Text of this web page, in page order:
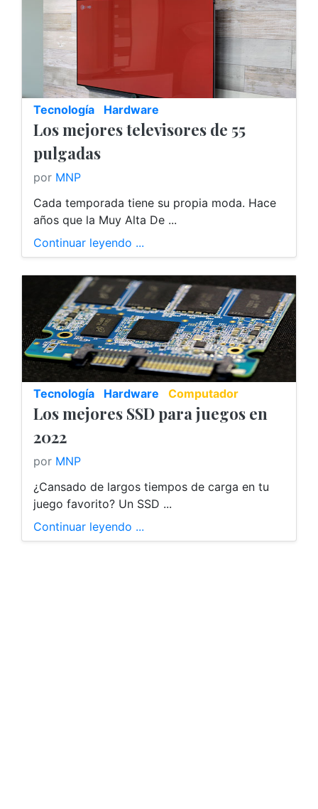
Tecnología Hardware
Los mejores televisores de 55
pulgadas
por MNP
Cada temporada tiene su propia moda. Hace
años que la Muy Alta De ...
Continuar leyendo ...
Tecnología Hardware Computador
Los mejores SSD para juegos en
2022
por MNP
¿Cansado de largos tiempos de carga en tu
juego favorito? Un SSD ...
Continuar leyendo ...